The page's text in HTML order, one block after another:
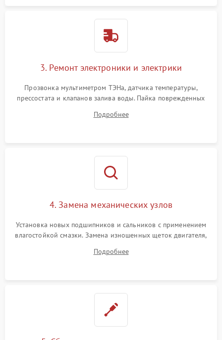
3. Ремонт электроники и электрики
Прозвонка мультиметром ТЭНа, датчика температуры,
прессостата и клапанов залива воды. Пайка поврежденных
Восстановление целостности проводки и контактов.
Подробнее
4. Замена механических узлов
Установка новых подшипников и сальников с применением
влагостойкой смазки. Замена изношенных щеток двигателя,
или поврежденной резиновой манжеты.
Подробнее